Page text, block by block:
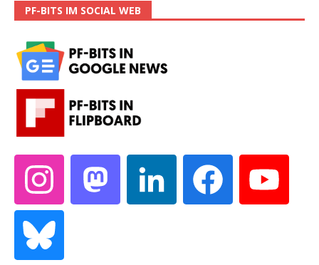
PF-BITS IM SOCIAL WEB